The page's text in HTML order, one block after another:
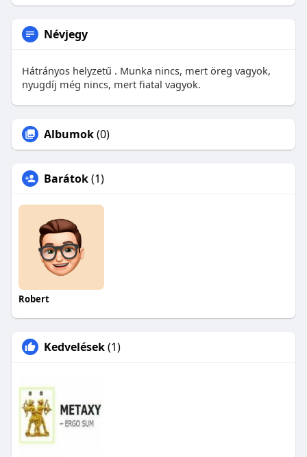
Névjegy
Hátrányos helyzetű . Munka nincs, mert öreg vagyok,
nyugdíj még nincs, mert fiatal vagyok.
Albumok(0)
Barátok(1)
Robert
Kedvelések(1)